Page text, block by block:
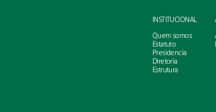
INSTITUCIONAL
Quem somos
Estatuto
Presidencia
Diretoria
Estrutura